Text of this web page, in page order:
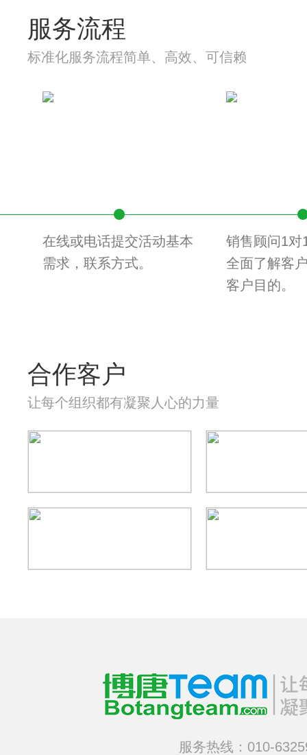
服务流程
标准化服务流程简单、高效、可信赖
在线或电话提交活动基本
需求，联系方式。
销售顾问1对
全面了解客
客户目的。
合作客户
让每个组织都有凝聚人心的力量
服务热线：010-